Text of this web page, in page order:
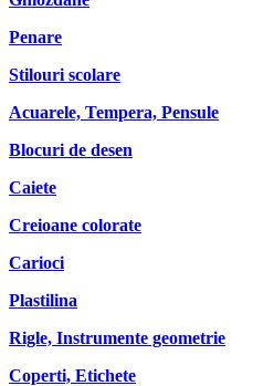
Penare
Stilouri scolare
Acuarele, Tempera, Pensule
Blocuri de desen
Caiete
Creioane colorate
Carioci
Plastilina
Rigle, Instrumente geometrie
Coperti, Etichete